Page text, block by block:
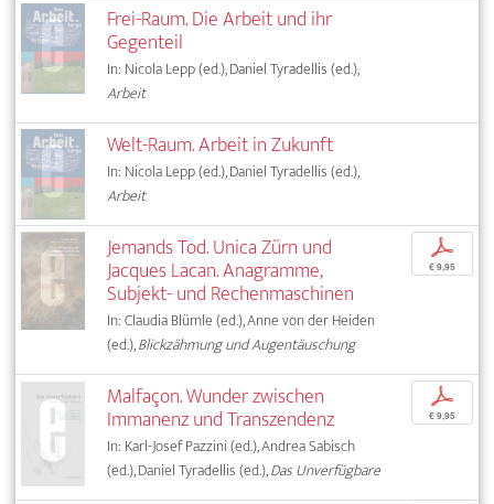
Frei-Raum. Die Arbeit und ihr
Gegenteil
In: Nicola Lepp (ed.), Daniel Tyradellis (ed.),
Arbeit
Welt-Raum. Arbeit in Zukunft
In: Nicola Lepp (ed.), Daniel Tyradellis (ed.),
Arbeit
Jemands Tod. Unica Zürn und
Jacques Lacan. Anagramme,
Subjekt- und Rechenmaschinen
In: Claudia Blümle (ed.), Anne von der Heiden
(ed.),Blickzähmung und Augentäuschung
p
€ 9,95
Malfaçon. Wunder zwischen
Immanenz und Transzendenz
In: Karl-Josef Pazzini (ed.), Andrea Sabisch
(ed.), Daniel Tyradellis (ed.),Das Unverfügbare
p
€ 9,95